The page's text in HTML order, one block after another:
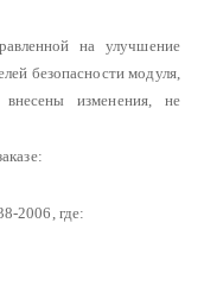
на улучшение
безопасности модуля,
изменения, не
2006, где: